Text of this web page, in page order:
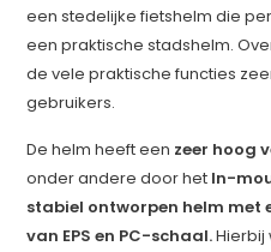
een stedelijke fietshelm die
een praktische stadshelm.
de vele praktische functies
gebruikers.
De helm heeft een zeer hoog
onder andere door het In-
stabiel ontworpen helm met
van EPS en PC-schaal.Hierbij